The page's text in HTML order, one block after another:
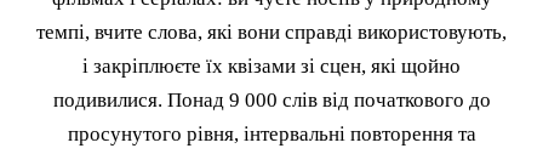
темпі, вчите слова, які вони справді використовують,
і закріплюєте їх квізами зі сцен, які щойно
подивилися. Понад 9 000 слів від початкового до
просунутого рівня, інтервальні повторення та